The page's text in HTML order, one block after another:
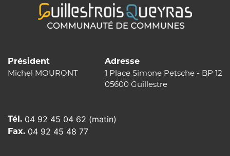
Président
Michel MOURONT
Adresse
1 Place Simone Petsche - BP 12
05600 Guillestre
Tél. 04 92 45 04 62 (matin)
Fax. 04 92 45 48 77